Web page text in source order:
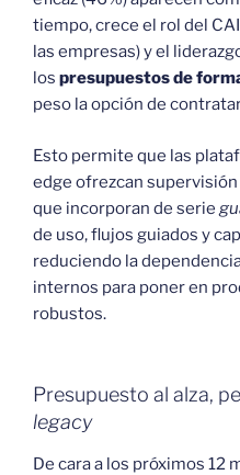
tiempo, crece el rol del
las empresas) y el
los presupuestos de
peso la opción de
Esto permite que las
edge ofrezcan
que incorporan de serie
de uso, flujos guiados y
reduciendo la
internos para poner en
robustos.
Presupuesto al alza,
legacy
De cara a los próximos 12